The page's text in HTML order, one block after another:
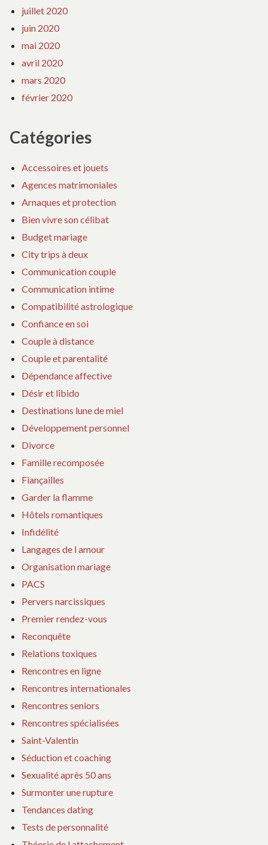
juillet 2020
juin 2020
mai 2020
avril 2020
mars 2020
février 2020
Catégories
Accessoires et jouets
Agences matrimoniales
Arnaques et protection
Bien vivre son célibat
Budget mariage
City trips à deux
Communication couple
Communication intime
Compatibilité astrologique
Confiance en soi
Couple à distance
Couple et parentalité
Dépendance affective
Désir et libido
Destinations lune de miel
Développement personnel
Divorce
Famille recomposée
Fiançailles
Garder la flamme
Hôtels romantiques
Infidélité
Langages de l amour
Organisation mariage
PACS
Pervers narcissiques
Premier rendez-vous
Reconquête
Relations toxiques
Rencontres en ligne
Rencontres internationales
Rencontres seniors
Rencontres spécialisées
Saint-Valentin
Séduction et coaching
Sexualité après 50 ans
Surmonter une rupture
Tendances dating
Tests de personnalité